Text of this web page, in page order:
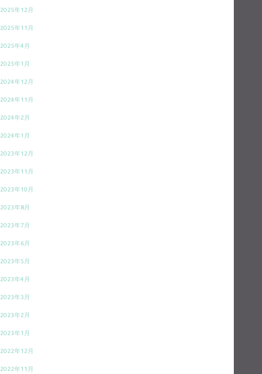
2025年12月
2025年11月
2025年4月
2025年1月
2024年12月
2024年11月
2024年2月
2024年1月
2023年12月
2023年11月
2023年10月
2023年8月
2023年7月
2023年6月
2023年5月
2023年4月
2023年3月
2023年2月
2023年1月
2022年12月
2022年11月